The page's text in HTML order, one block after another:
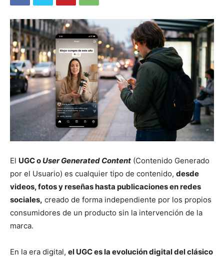
El UGC o User Generated Content (Contenido Generado
por el Usuario) es cualquier tipo de contenido, desde
videos, fotos y reseñas hasta publicaciones en redes
sociales, creado de forma independiente por los propios
consumidores de un producto sin la intervención de la
marca.
En la era digital, el UGC es la evolución digital del clásico